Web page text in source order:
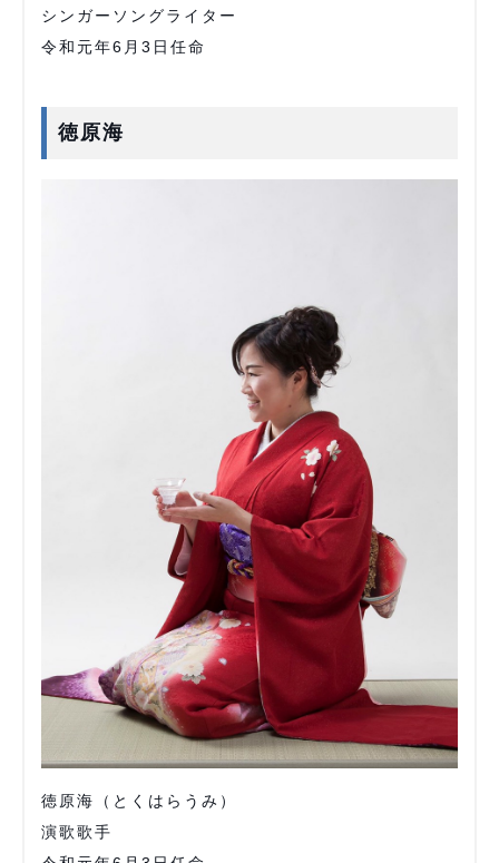
シンガーソングライター
令和元年6月3日任命
徳原海
徳原海（とくはらうみ）
演歌歌手